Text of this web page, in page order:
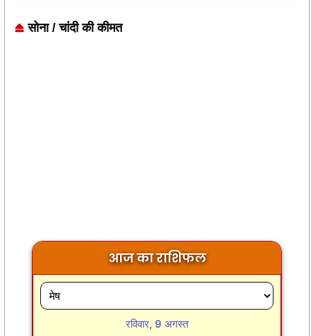
सोना / चांदी की कीमत
आज का राशिफल
रविवार, 9 अगस्त